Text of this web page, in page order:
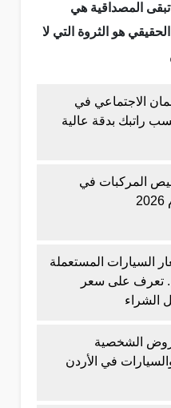
تبقى المصداقية هي
هو الثروة التي لا
الاجتماعي في
راتبك بدقة عالية
المركبات في
السيارات المستعملة
تعرف على سعر
الشراء
الشخصية
في الأردن